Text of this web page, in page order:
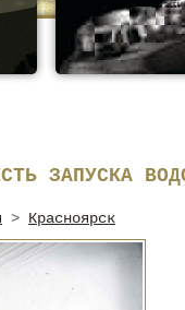
ЗАПУСКА
> Красноярск